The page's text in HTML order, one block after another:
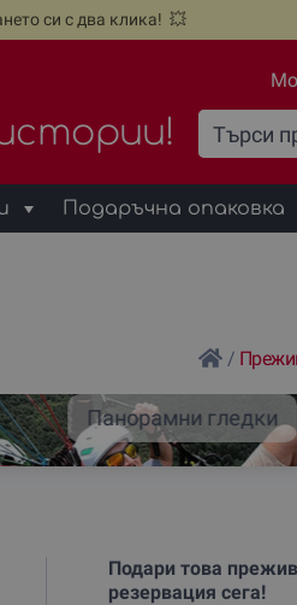
си с два клика! 💥
Подаръчна опаковка
/
Панорамни гледки
Подари това
резервация сега!